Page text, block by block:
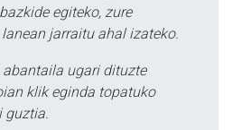
egiteko, zure
jarraitu ahal izateko.
ugari dituzte
klik eginda topatuko
guztia.